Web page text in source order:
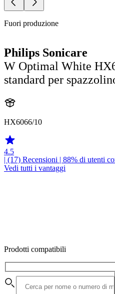
Fuori produzione
Philips Sonicare
W Optimal White
standard per
HX6066/10
4.5
| (17) Recensioni | 88% di utenti
Vedi tutti i vantaggi
Prodotti compatibili